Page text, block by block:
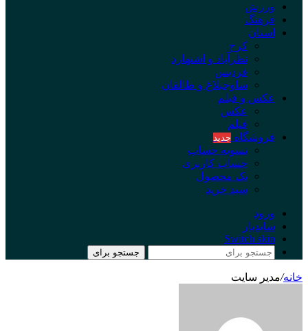
ورزش
فرهنگ
استان
کرج
نظرآباد و اشتهارد
فردیس
ساوجبلاغ و طالقان
عکس و فیلم
عکس
فیلم
فروشگاه جدید
تسویه حساب
حساب کاربری
تک محصول
سبد خرید
ورود
سایدبار
Switch skin
جستجو برای
خانه/مدیر سایت